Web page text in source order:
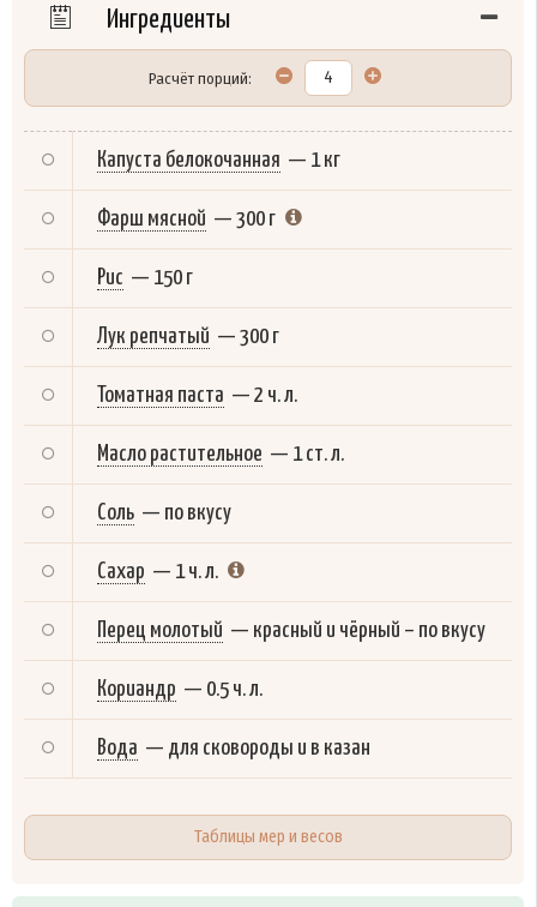
Ингредиенты
Расчёт порций:
Капуста белокочанная — 1 кг
Фарш мясной — 300 г
Рис — 150 г
Лук репчатый — 300 г
Томатная паста — 2 ч. л.
Масло растительное — 1 ст. л.
Соль — по вкусу
Сахар — 1 ч. л.
Перец молотый — красный и чёрный – по вкусу
Кориандр — 0.5 ч. л.
Вода — для сковороды и в казан
Таблицы мер и весов